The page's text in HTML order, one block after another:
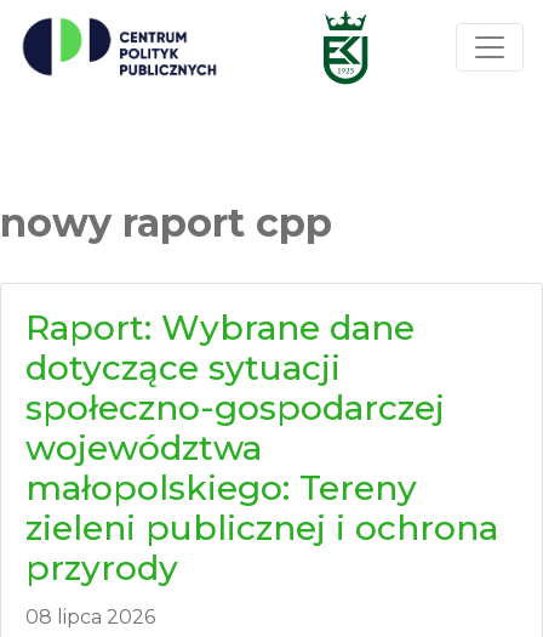
nowy raport cpp
Raport: Wybrane dane
dotyczące sytuacji
społeczno-gospodarczej
województwa
małopolskiego: Tereny
zieleni publicznej i ochrona
przyrody
08 lipca 2026